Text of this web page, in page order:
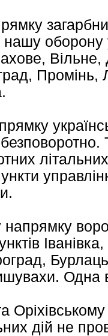
нашу
Промінь,
Одна
дій не